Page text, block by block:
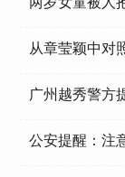
从章莹颖中对
广州越秀警方
公安提醒：注